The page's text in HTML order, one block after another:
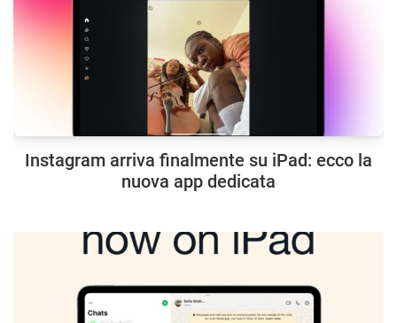
Instagram arriva finalmente su iPad: ecco la
nuova app dedicata